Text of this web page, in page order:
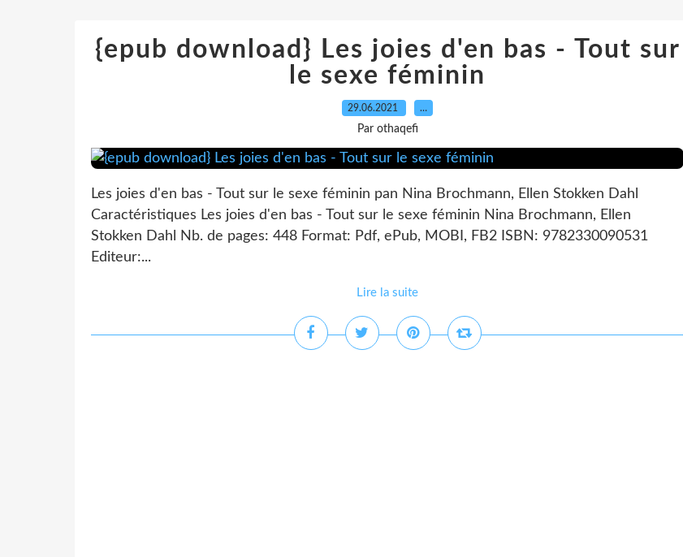
{epub download} Les joies d'en bas - Tout sur
le sexe féminin
29.06.2021 …
Par othaqefi
Les joies d'en bas - Tout sur le sexe féminin pan Nina Brochmann, Ellen Stokken Dahl
Caractéristiques Les joies d'en bas - Tout sur le sexe féminin Nina Brochmann, Ellen
Stokken Dahl Nb. de pages: 448 Format: Pdf, ePub, MOBI, FB2 ISBN: 9782330090531
Editeur:...
Lire la suite